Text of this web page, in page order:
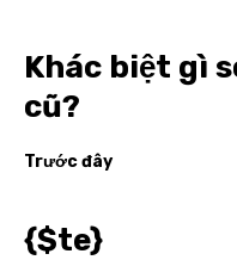
Khác biệt gì
cũ?
Trước đây
{$te}